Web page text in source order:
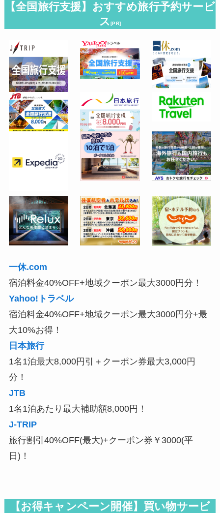
【全国旅行支援】おすすめ旅行予約サービ
ス[PR]
一休.com
宿泊料金40%OFF+地域クーポン最大3000円分！
Yahoo!トラベル
宿泊料金40%OFF+地域クーポン最大3000円分+最
大10%お得！
日本旅行
1名1泊最大8,000円引＋クーポン券最大3,000円
分！
JTB
1名1泊あたり最大補助額8,000円！
J-TRIP
旅行割引40%OFF(最大)+クーポン券￥3000(平
日)！
【お得キャンペーン開催】買い物サービ